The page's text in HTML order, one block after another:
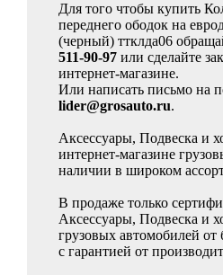
Для того чтобы купить
переднего ободок на
(черный) ттклда06
511-90-97 или сделайте
интернет-магазине.
Или написать письмо на
lider@grosauto.ru.
Аксессуары, Подвеска и
интернет-магазине
наличии в широком
В продаже только
Аксессуары, Подвеска и
грузовых автомобилей от
с гарантией от